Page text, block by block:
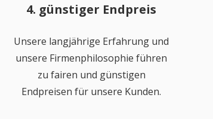
4. günstiger Endpreis
Unsere langjährige Erfahrung und
unsere Firmenphilosophie führen
zu fairen und günstigen
Endpreisen für unsere Kunden.